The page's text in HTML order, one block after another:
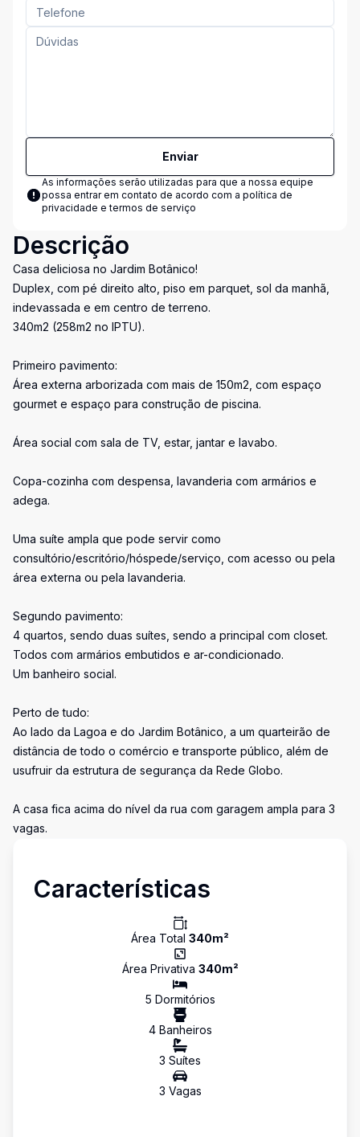
Enviar
As informações serão utilizadas para que a nossa equipe
possa entrar em contato de acordo com a política de
privacidade e termos de serviço
Descrição
Casa deliciosa no Jardim Botânico!
Duplex, com pé direito alto, piso em parquet, sol da manhã,
indevassada e em centro de terreno.
340m2 (258m2 no IPTU).
Primeiro pavimento:
Área externa arborizada com mais de 150m2, com espaço
gourmet e espaço para construção de piscina.
Área social com sala de TV, estar, jantar e lavabo.
Copa-cozinha com despensa, lavanderia com armários e
adega.
Uma suíte ampla que pode servir como
consultório/escritório/hóspede/serviço, com acesso ou pela
área externa ou pela lavanderia.
Segundo pavimento:
4 quartos, sendo duas suítes, sendo a principal com closet.
Todos com armários embutidos e ar-condicionado.
Um banheiro social.
Perto de tudo:
Ao lado da Lagoa e do Jardim Botânico, a um quarteirão de
distância de todo o comércio e transporte público, além de
usufruir da estrutura de segurança da Rede Globo.
A casa fica acima do nível da rua com garagem ampla para 3
vagas.
Características
Área Total 340m²
Área Privativa 340m²
5 Dormitórios
4Banheiros
3 Suítes
3 Vagas